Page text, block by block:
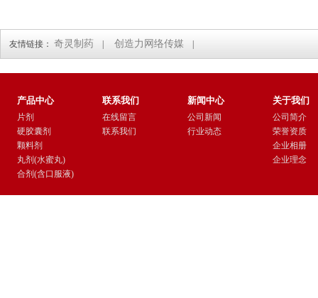
友情链接： 奇灵制药 创造力网络传媒
产品中心 联系我们 新闻中心 关于我们
片剂
硬胶囊剂
颗料剂
丸剂(水蜜丸)
合剂(含口服液)
在线留言
联系我们
公司新闻
行业动态
公司简介
荣誉资质
企业相册
企业理念